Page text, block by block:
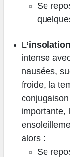
Se
intense
nausées,
froide, la
importante,
alors :
Se